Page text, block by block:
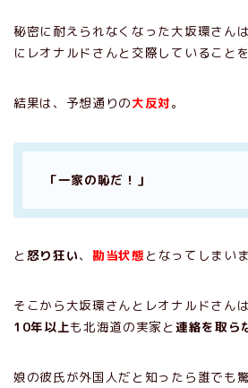
秘密に耐えられなくなった大坂環さん
にレオナルドさんと交際していることを
結果は、予想通りの大反対。
「一家の恥だ！」
と 怒り狂い、勘当状態 となってしまいま
そこから大坂環さんとレオナルドさん
10年以上も北海道の実家と 連絡を取ら
娘の彼氏が外国人だと知ったら誰でも